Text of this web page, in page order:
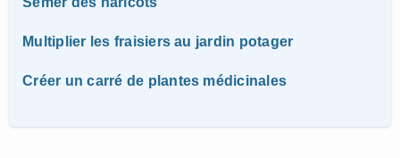
Multiplier les fraisiers au jardin potager
Créer un carré de plantes médicinales